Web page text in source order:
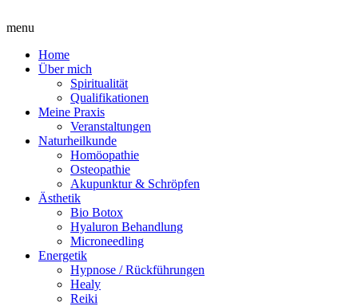
menu
Home
Über mich
Spiritualität
Qualifikationen
Meine Praxis
Veranstaltungen
Naturheilkunde
Homöopathie
Osteopathie
Akupunktur & Schröpfen
Ästhetik
Bio Botox
Hyaluron Behandlung
Microneedling
Energetik
Hypnose / Rückführungen
Healy
Reiki